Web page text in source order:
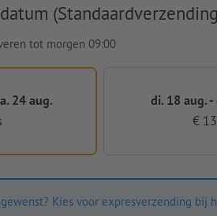
tot morgen 09:00
24 aug.
di. 18 aug.
€
Kies voor expresverzending bij